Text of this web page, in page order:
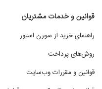
قوانین و خدمات مشتریان
راهنمای خرید از سورن استور
روش‌های پرداخت
قوانین و مقررات وب‌سایت